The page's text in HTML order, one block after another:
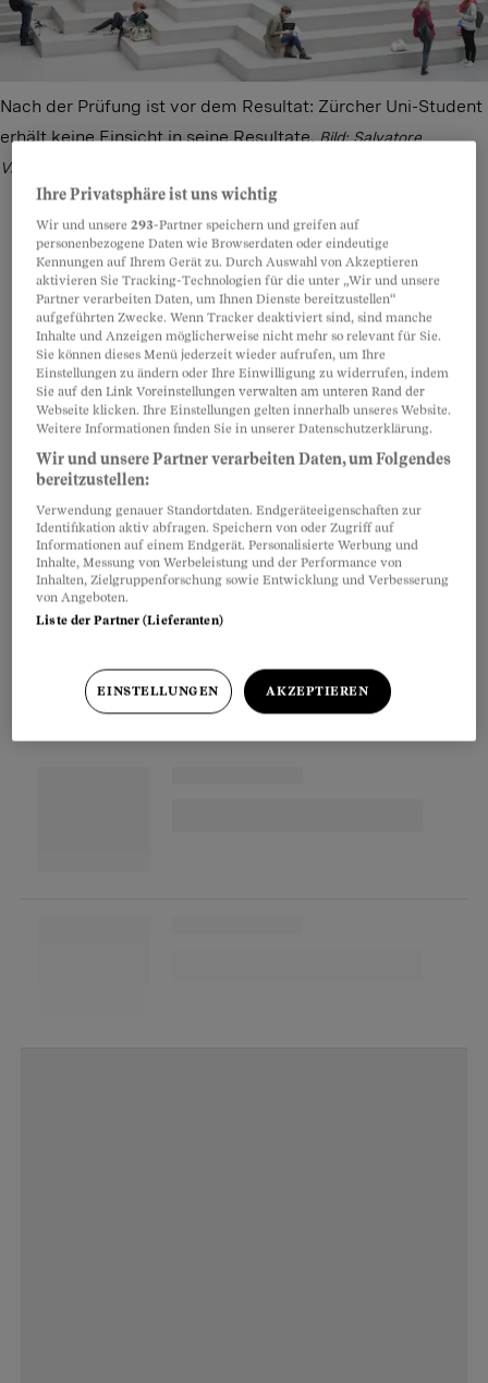
Nach der Prüfung ist vor dem Resultat: Zürcher Uni-Student
erhält keine Einsicht in seine Resultate. Bild: Salvatore
Vinci/13Photo
Teilen Anhören Merken Kommentare
Artikel teilen
Aus eigenen Fehlern lernen. Das nahm sich
Daniel Hirschi vor. Er war an der Universität
Zürichdurch eine Prüfung gerasselt. Doch die
Hochschule verweigert ihm die Einsicht in seine
Resultate. Sein Name lautet tatsächlich anders.
Die Anthropologie-Prüfung fand im Januar an
der Mathematisch-naturwissenschaftlichen
Fakultät statt. Am Laptop arbeiteten sich die
Studierenden durch die anspruchsvollen Fragen.
Ihre Privatsphäre ist uns wichtig
Wir und unsere293-Partner speichern und greifen auf
personenbezogene Daten wie Browserdaten oder eindeutige
Kennungen auf Ihrem Gerät zu. Durch Auswahl von Akzeptieren
aktivieren Sie Tracking-Technologien für die unter „Wir und unsere
Partner verarbeiten Daten, um Ihnen Dienste bereitzustellen“
aufgeführten Zwecke. Wenn Tracker deaktiviert sind, sind manche
Inhalte und Anzeigen möglicherweise nicht mehr so relevant für Sie.
Sie können dieses Menü jederzeit wieder aufrufen, um Ihre
Einstellungen zu ändern oder Ihre Einwilligung zu widerrufen, indem
Sie auf den Link Voreinstellungen verwalten am unteren Rand der
Webseite klicken. Ihre Einstellungen gelten innerhalb unseres Website.
Weitere Informationen finden Sie in unserer Datenschutzerklärung.
Wir und unsere Partner verarbeiten Daten, um Folgendes
bereitzustellen:
Verwendung genauer Standortdaten. Endgeräteeigenschaften zur
Identifikation aktiv abfragen. Speichern von oder Zugriff auf
Informationen auf einem Endgerät. Personalisierte Werbung und
Inhalte, Messung von Werbeleistung und der Performance von
Inhalten, Zielgruppenforschung sowie Entwicklung und Verbesserung
von Angeboten.
Liste der Partner (Lieferanten)
EINSTELLUNGEN AKZEPTIEREN